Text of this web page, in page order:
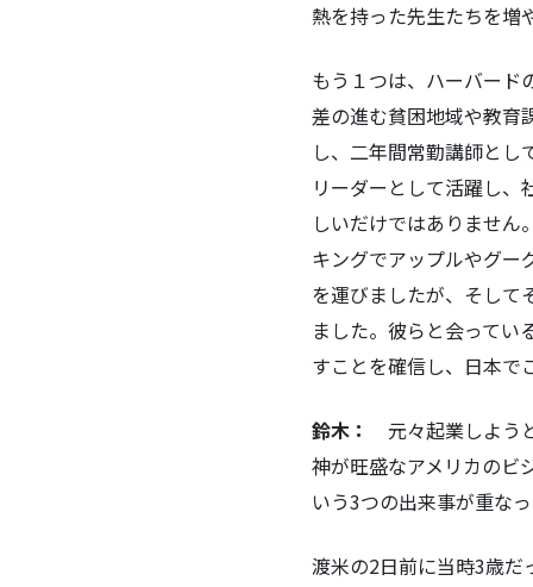
熱を持った先生たちを増
もう１つは、ハーバード
差の進む貧困地域や教育
し、二年間常勤講師と
リーダーとして活躍し
しいだけではありませ
キングでアップルやグー
を運びましたが、そして
ました。彼らと会って
すことを確信し、日本で
鈴木：
元々起業しよう
神が旺盛なアメリカのビ
いう3つの出来事が重な
渡米の2日前に当時3歳だ